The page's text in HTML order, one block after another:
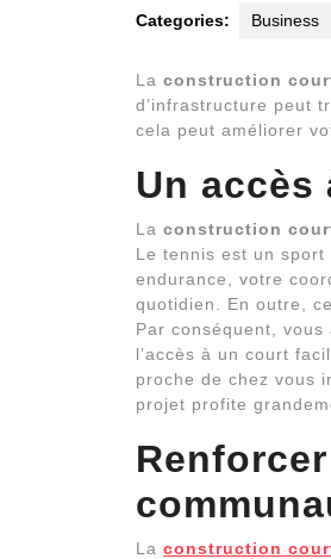
Categories: Business
La construction
d’infrastructure peut
cela peut améliorer
Un
La construction
Le tennis est un
endurance, votre
quotidien. En outre,
Par conséquent,
l’accès à un court
proche de chez vous
projet profite
La construction